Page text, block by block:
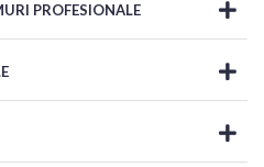
PROFESIONALE